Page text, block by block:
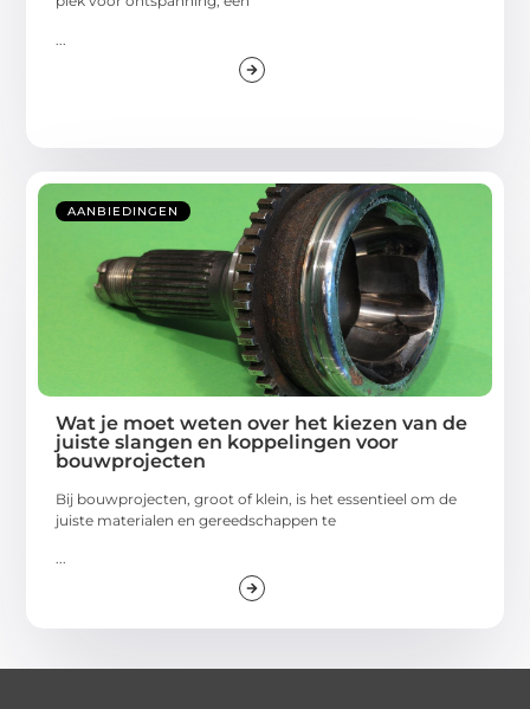
AANBIEDINGEN
Wat je moet weten over het kiezen van de
juiste slangen en koppelingen voor
bouwprojecten
Bij bouwprojecten, groot of klein, is het essentieel om de
juiste materialen en gereedschappen te